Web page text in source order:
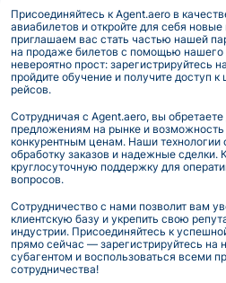
Присоединяйтесь к Agent.aero в
авиабилетов и откройте для себя
приглашаем вас стать частью нашей
на продаже билетов с помощью нашего
невероятно прост: зарегистрируйтесь
пройдите обучение и получите доступ
рейсов.
Сотрудничая с Agent.aero, вы
предложениям на рынке и возможность
конкурентным ценам. Наши
обработку заказов и надежные
круглосуточную поддержку для
вопросов.
Сотрудничество с нами позволит вам
клиентскую базу и укрепить свою
индустрии. Присоединяйтесь к
прямо сейчас — зарегистрируйтесь на
субагентом и воспользоваться всеми
сотрудничества!